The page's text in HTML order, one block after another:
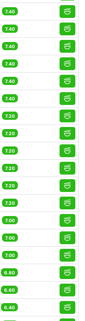
7.40
7.40
7.40
7.40
7.40
7.40
7.20
7.20
7.20
7.20
7.20
7.20
7.00
7.00
7.00
6.80
6.60
6.40